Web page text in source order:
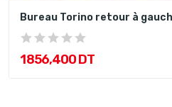
Bureau Torino retour à
1 856,400 DT